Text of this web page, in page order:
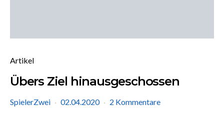
Artikel
Übers Ziel hinausgeschossen
SpielerZwei 02.04.2020 2 Kommentare